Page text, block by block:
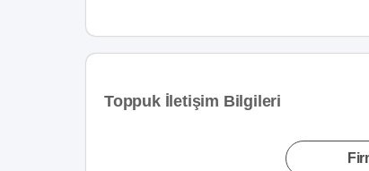
Toppuk İletişim Bilgileri